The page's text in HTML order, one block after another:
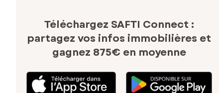
Téléchargez SAFTI Connect :
partagez vos infos immobilières et
gagnez 875€ en moyenne